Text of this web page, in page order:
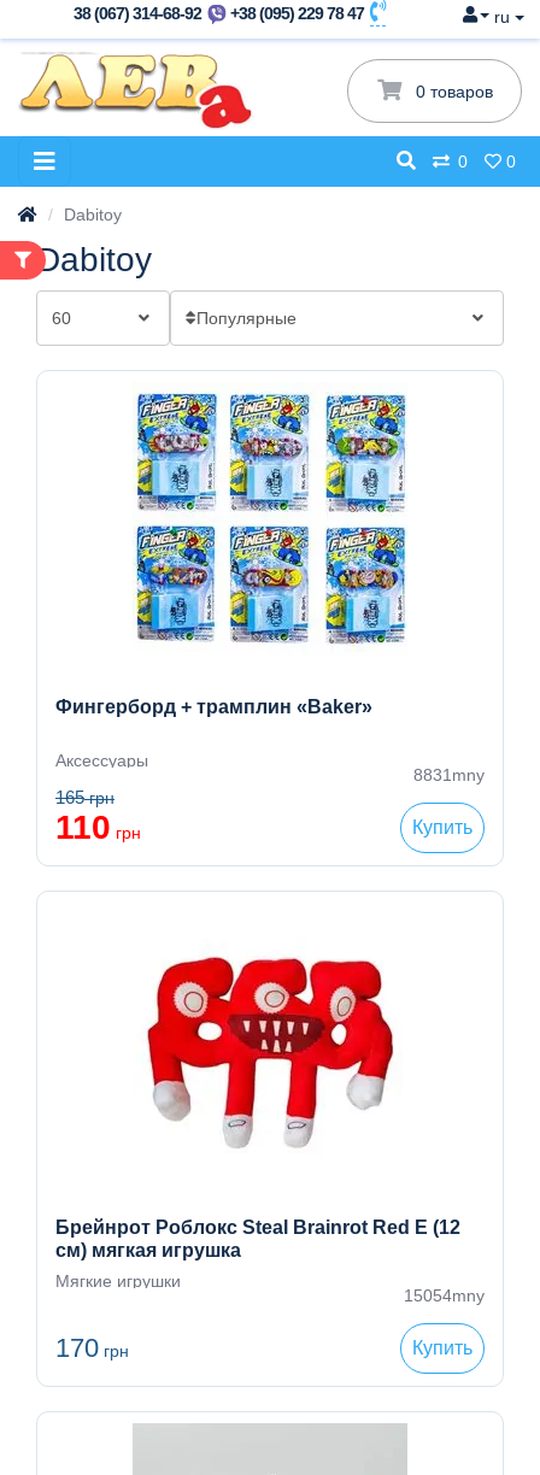
38 (067) 314-68-92 +38 (095) 229 78 47 ru
0 товаров
0 0
Dabitoy
Dabitoy
60 Популярные
Фингерборд + трамплин «Baker»
Аксессуары
8831mny
165грн
110 грн Купить
Брейнрот Роблокс Steal Brainrot Red E (12
см) мягкая игрушка
Мягкие игрушки
15054mny
170 грн Купить